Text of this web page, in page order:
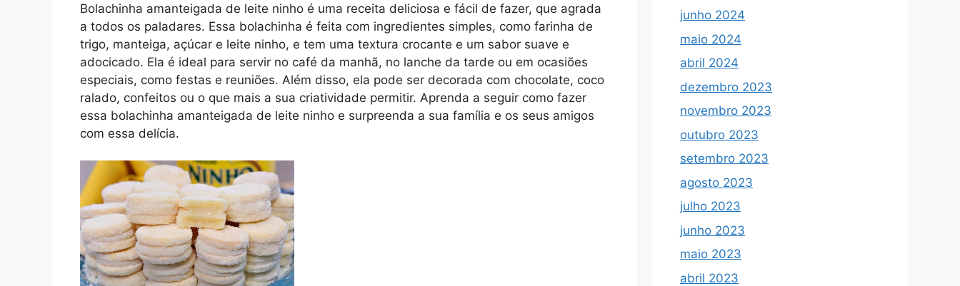
Bolachinha amanteigada de leite ninho é uma receita deliciosa e fácil de fazer, que agrada
a todos os paladares. Essa bolachinha é feita com ingredientes simples, como farinha de
trigo, manteiga, açúcar e leite ninho, e tem uma textura crocante e um sabor suave e
adocicado. Ela é ideal para servir no café da manhã, no lanche da tarde ou em ocasiões
especiais, como festas e reuniões. Além disso, ela pode ser decorada com chocolate, coco
ralado, confeitos ou o que mais a sua criatividade permitir. Aprenda a seguir como fazer
essa bolachinha amanteigada de leite ninho e surpreenda a sua família e os seus amigos
com essa delícia.
junho 2024
maio 2024
abril 2024
dezembro 2023
novembro 2023
outubro 2023
setembro 2023
agosto 2023
julho 2023
junho 2023
maio 2023
abril 2023